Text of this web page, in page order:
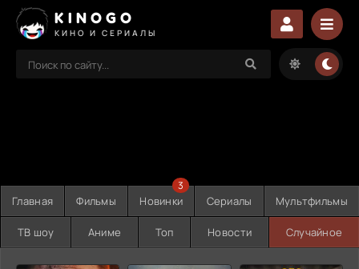
KINOGO
КИНО И СЕРИАЛЫ
Главная Фильмы Новинки
3
Сериалы Мультфильмы
ТВ шоу Аниме Топ Новости Случайное